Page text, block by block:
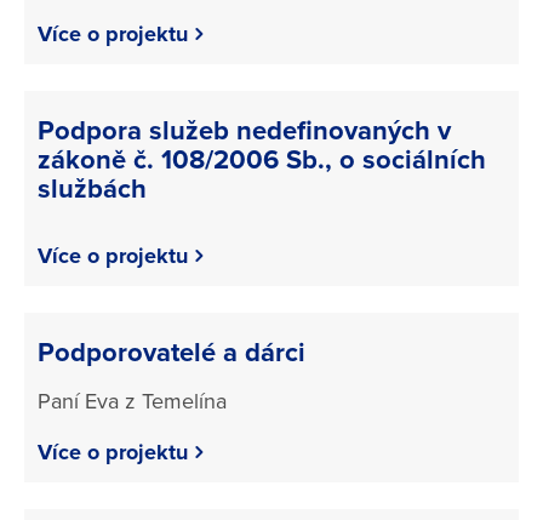
Více o projektu
Podpora služeb nedefinovaných v
zákoně č. 108/2006 Sb., o sociálních
službách
Více o projektu
Podporovatelé a dárci
Paní Eva z Temelína
Více o projektu